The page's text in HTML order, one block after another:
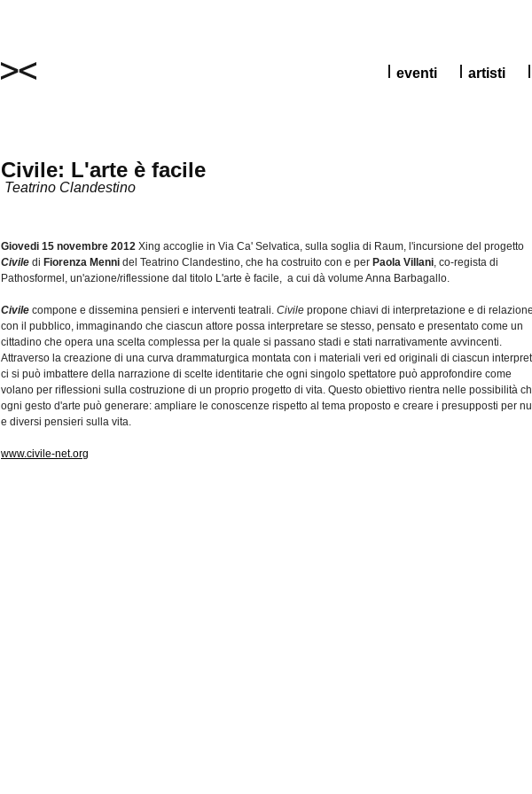
artisti
eventi
Civile: L'arte è facile
Teatrino Clandestino
Giovedi 15 novembre 2012 Xing accoglie in Via Ca' Selvatica, sulla soglia di Raum, l'incursione del progetto
Civile di Fiorenza Menni del Teatrino Clandestino, che ha costruito con e per Paola Villani, co-regista di
Pathosformel , un'azione/riflessione dal titolo L'arte è facile, a cui dà volume Anna Barbagallo.
Civile compone e dissemina pensieri e interventi teatrali. Civile propone chiavi di interpretazione e di
con il pubblico, immaginando che ciascun attore possa interpretare se stesso, pensato e presentato come un
cittadino che opera una scelta complessa per la quale si passano stadi e stati narrativamente avvincenti.
Attraverso la creazione di una curva drammaturgica montata con i materiali veri ed originali di ciascun
ci si può imbattere della narrazione di scelte identitarie che ogni singolo spettatore può approfondire come
volano per riflessioni sulla costruzione di un proprio progetto di vita. Questo obiettivo rientra nelle possibilità
ogni gesto d'arte può generare: ampliare le conoscenze rispetto al tema proposto e creare i presupposti per
e diversi pensieri sulla vita.
www.civile-net.org